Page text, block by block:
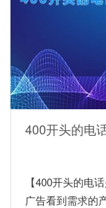
400开头的电
【400开头的电
广告看到需求的